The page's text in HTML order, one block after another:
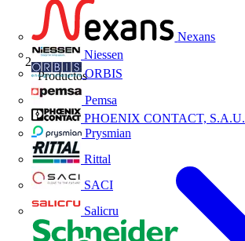
Nexans
Niessen
ORBIS
Pemsa
PHOENIX CONTACT, S.A.U.
Prysmian
Rittal
SACI
Salicru
Productos